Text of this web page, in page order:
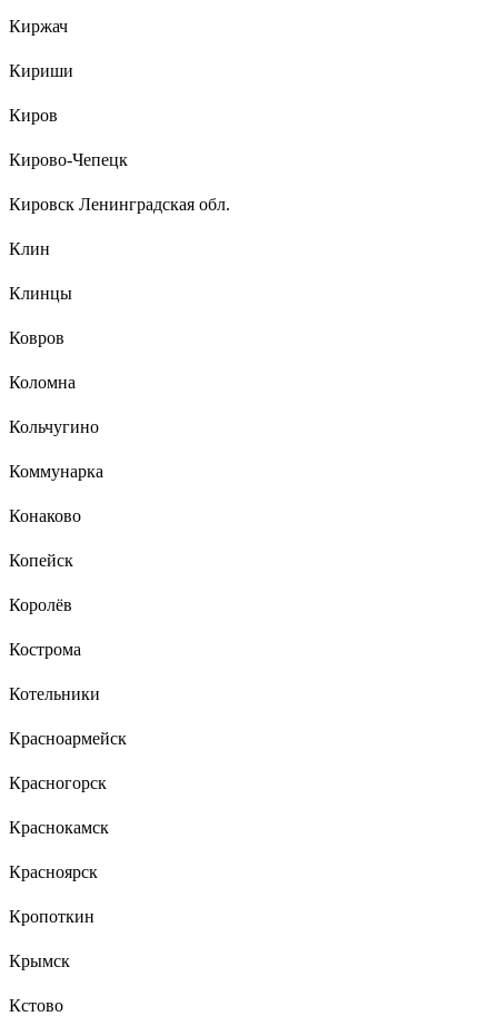
Киржач
Кириши
Киров
Кирово-Чепецк
Кировск Ленинградская обл.
Клин
Клинцы
Ковров
Коломна
Кольчугино
Коммунарка
Конаково
Копейск
Королёв
Кострома
Котельники
Красноармейск
Красногорск
Краснокамск
Красноярск
Кропоткин
Крымск
Кстово